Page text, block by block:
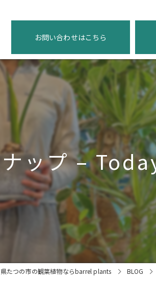
お問い合わせはこちら
ップ –
たつの市の観葉植物ならbarrel plants BLOG